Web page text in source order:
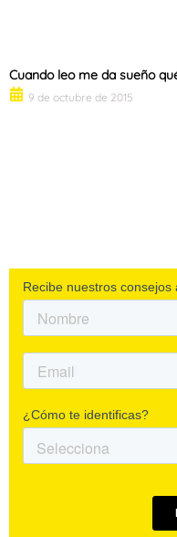
Cuando leo me da sueño
9 de octubre de 2015